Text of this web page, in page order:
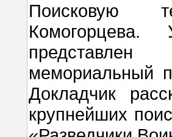
Поисковую
представлен
мемориальный
Докладчик
крупнейших